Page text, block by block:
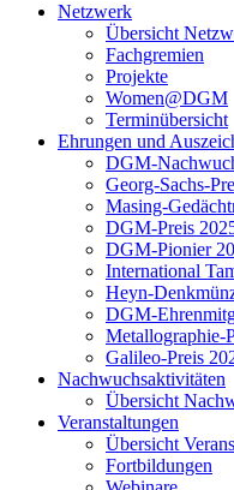
Netzwerk
Übersicht
Fachgremien
Projekte
Women@DGM
Terminübersicht
Ehrungen und
DGM-
Georg-Sachs-
Masing-
DGM-Preis
DGM-Pionier
International
Heyn-
DGM-
Metallographie-
Galileo-Preis
Nachwuchsaktivitäten
Übersicht
Veranstaltungen
Übersicht
Fortbildungen